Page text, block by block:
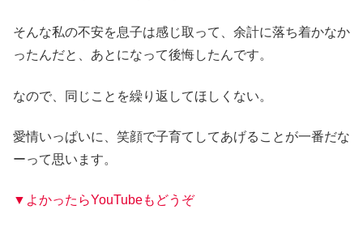
そんな私の不安を息子は感じ取って、余計に落ち着かなか
ったんだと、あとになって後悔したんです。
なので、同じことを繰り返してほしくない。
愛情いっぱいに、笑顔で子育てしてあげることが一番だな
ーって思います。
▼よかったらYouTubeもどうぞ